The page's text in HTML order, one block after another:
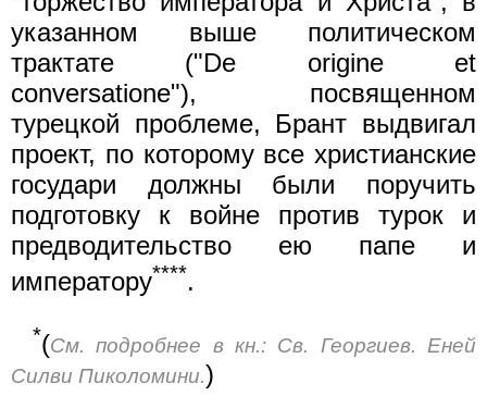
указанном выше политическом
трактате ("De origine et
conversatione"), посвященном
турецкой проблеме, Брант выдвигал
проект, по которому все христианские
государи должны были поручить
подготовку к войне против турок и
предводительство ею папе и
императору****.
*(См. подробнее в кн.: Св. Георгиев. Еней
Силви Пиколомини.)